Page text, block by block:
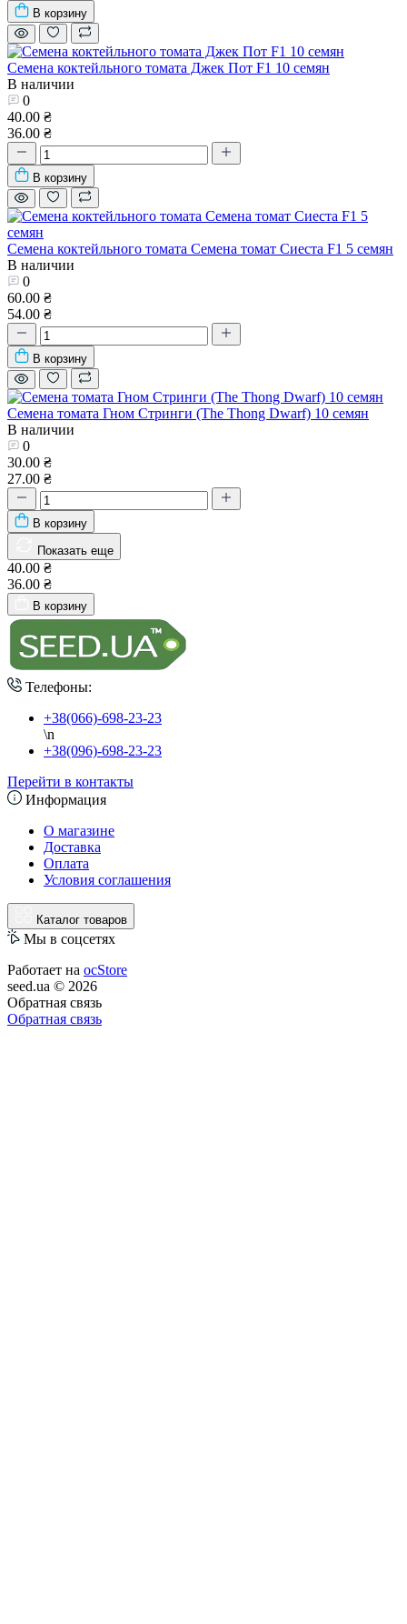
В корзину
Семена коктейльного томата Джек Пот F1 10 семян
В наличии
0
40.00 ₴
36.00 ₴
В корзину
Семена коктейльного томата Семена томат Сиеста F1 5 семян
В наличии
0
60.00 ₴
54.00 ₴
В корзину
Семена томата Гном Стринги (The Thong Dwarf) 10 семян
В наличии
0
30.00 ₴
27.00 ₴
В корзину
Показать еще
40.00 ₴
36.00 ₴
В корзину
Телефоны:
+38(066)-698-23-23
\n
+38(096)-698-23-23
Перейти в контакты
Информация
О магазине
Доставка
Оплата
Условия соглашения
Каталог товаров
Мы в соцсетях
Работает на ocStore
seed.ua © 2026
Обратная связь
Обратная связь